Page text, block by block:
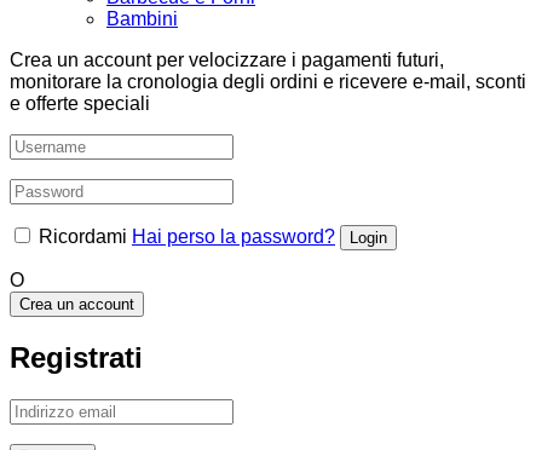
Bambini
Crea un account per velocizzare i pagamenti futuri,
monitorare la cronologia degli ordini e ricevere e-mail, sconti
e offerte speciali
Ricordami Hai perso la password?
O
Crea un account
Registrati